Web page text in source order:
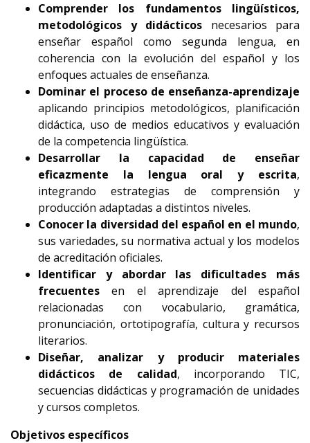
Comprender los fundamentos lingüísticos,
metodológicos y didácticos necesarios para
enseñar español como segunda lengua, en
coherencia con la evolución del español y los
enfoques actuales de enseñanza.
Dominar el proceso de enseñanza-aprendizaje
aplicando principios metodológicos, planificación
didáctica, uso de medios educativos y evaluación
de la competencia lingüística.
Desarrollar la capacidad de enseñar
eficazmente la lengua oral y escrita,
integrando estrategias de comprensión y
producción adaptadas a distintos niveles.
Conocer la diversidad del español en el mundo,
sus variedades, su normativa actual y los modelos
de acreditación oficiales.
Identificar y abordar las dificultades más
frecuentes en el aprendizaje del español
relacionadas con vocabulario, gramática,
pronunciación, ortotipografía, cultura y recursos
literarios.
Diseñar, analizar y producir materiales
didácticos de calidad, incorporando TIC,
secuencias didácticas y programación de unidades
y cursos completos.
Objetivos específicos